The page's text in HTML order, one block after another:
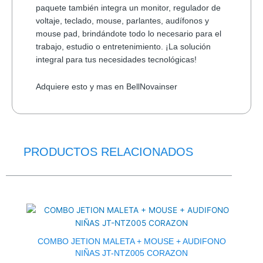
paquete también integra un monitor, regulador de
voltaje, teclado, mouse, parlantes, audífonos y
mouse pad, brindándote todo lo necesario para el
trabajo, estudio o entretenimiento. ¡La solución
integral para tus necesidades tecnológicas!
Adquiere esto y mas en BellNovainser
PRODUCTOS RELACIONADOS
COMBO JETION MALETA + MOUSE + AUDIFONO
NIÑAS JT-NTZ005 CORAZON
original
era:
$42.5.
actual
es:
$32.5.